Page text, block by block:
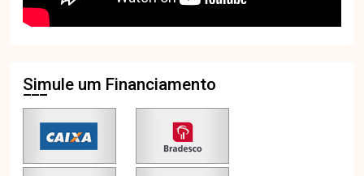
Simule um Financiamento